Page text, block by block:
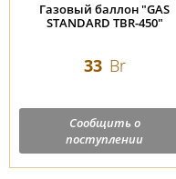
Газовый баллон "GAS
STANDARD TBR-450"
33 Br
Сообщить о
поступлении